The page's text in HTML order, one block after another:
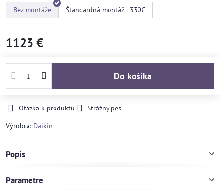
Bez montáže
Štandardná montáž +330€
1123 €
Do košíka
Otázka k produktu
Strážny pes
Výrobca: Daikin
Popis
Parametre